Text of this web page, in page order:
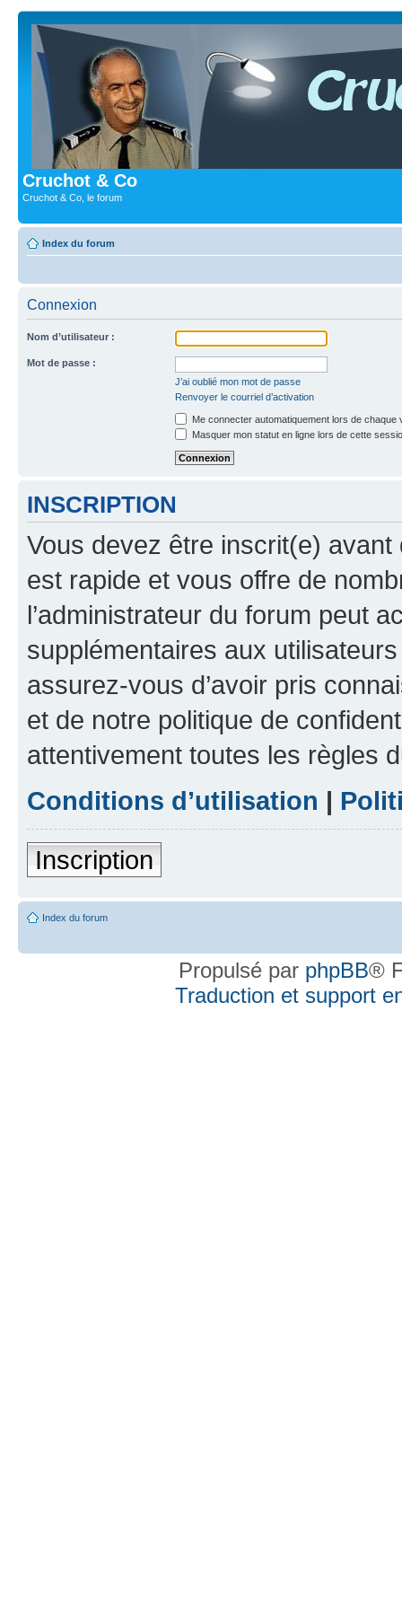
Cruchot & Co
Cruchot & Co, le forum
Index du forum
Connexion
Nom d’utilisateur :
Mot de passe :
J’ai oublié mon mot de passe
Renvoyer le courriel d’activation
Me connecter automatiquement lors de chaque
Masquer mon statut en ligne lors de cette
INSCRIPTION
Vous devez être inscrit(e) avant
est rapide et vous offre de
l’administrateur du forum peut
supplémentaires aux
assurez-vous d’avoir pris
et de notre politique de
attentivement toutes les règles
Conditions d’utilisation |
Inscription
Index du forum
Propulsé par phpBB®
Traduction et support